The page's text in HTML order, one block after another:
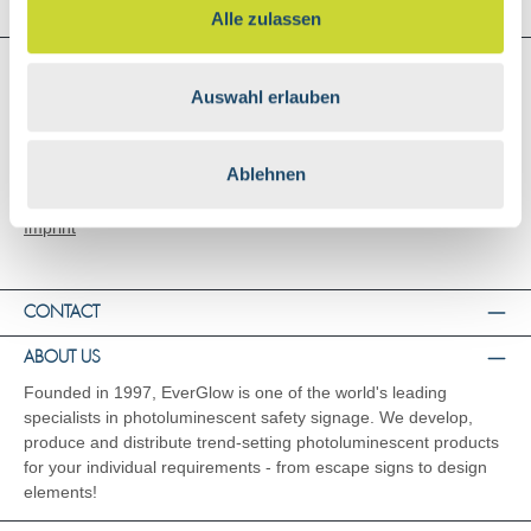
Alle zulassen
Auswahl erlauben
Ablehnen
SHOP SERVICE
Shipping and Payment
Imprint
CONTACT
ABOUT US
Founded in 1997, EverGlow is one of the world's leading
specialists in photoluminescent safety signage. We develop,
produce and distribute trend-setting photoluminescent products
for your individual requirements - from escape signs to design
elements!